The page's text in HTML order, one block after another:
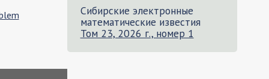
Сибирские электронные
математические известия
Том 23, 2026 г., номер 1